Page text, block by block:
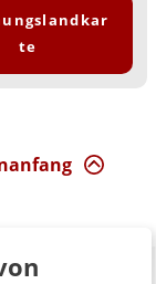
te